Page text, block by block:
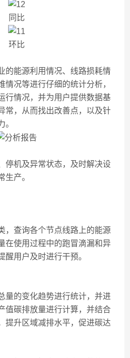
同比
环比
能源利用情况、线路损耗情
情况等进行仔细的统计分析，
行情况，并为用户提供数据基
常，从而找出改善点，以及针
。
机及异常状态，及时解决设
生产。
查询各个节点线路上的能源
在使用过程中的跑冒滴漏和异
醒用户及时进行干预。
的变化趋势进行统计，并进
值碳排放量进行计算，并结合
提升区域减排水平，促进碳达